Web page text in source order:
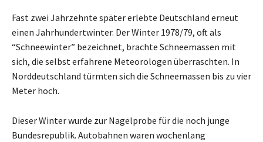
Fast zwei Jahrzehnte später erlebte Deutschland erneut
einen Jahrhundertwinter. Der Winter 1978/79, oft als
“Schneewinter” bezeichnet, brachte Schneemassen mit
sich, die selbst erfahrene Meteorologen überraschten. In
Norddeutschland türmten sich die Schneemassen bis zu vier
Meter hoch.
Dieser Winter wurde zur Nagelprobe für die noch junge
Bundesrepublik. Autobahnen waren wochenlang